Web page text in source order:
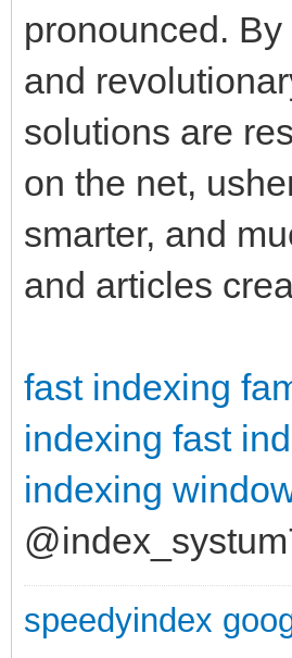
pronounced.
and
solutions are
on the net,
smarter, and
and articles
fast indexing
indexing fast
indexing
speedyindex